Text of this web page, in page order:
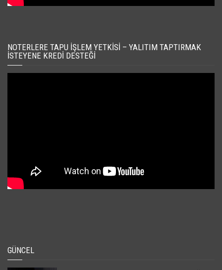
NOTERLERE TAPU İŞLEM YETKISI – YALITIM TAPTIRMAK
İSTEYENE KREDI DESTEĞI
GÜNCEL